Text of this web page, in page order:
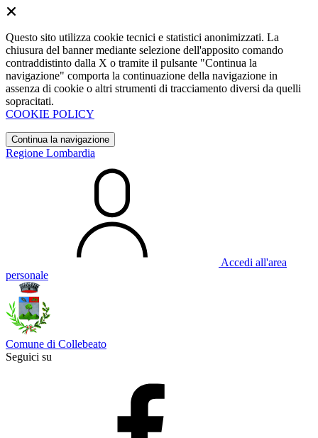
Questo sito utilizza cookie tecnici e statistici anonimizzati. La
chiusura del banner mediante selezione dell'apposito comando
contraddistinto dalla X o tramite il pulsante "Continua la
navigazione" comporta la continuazione della navigazione in
assenza di cookie o altri strumenti di tracciamento diversi da quelli
sopracitati.
COOKIE POLICY
Continua la navigazione
Regione Lombardia
Accedi all'area
personale
Comune di Collebeato
Seguici su